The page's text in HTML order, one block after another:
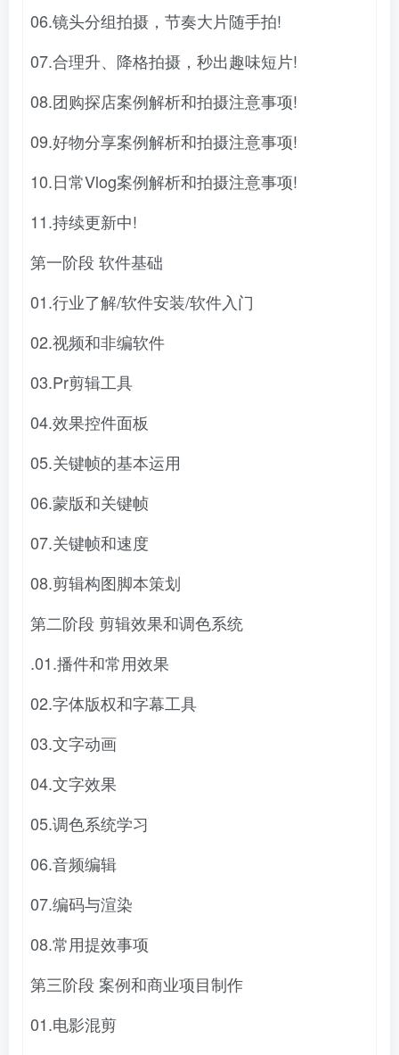
06.镜头分组拍摄，节奏大片随手拍!
07.合理升、降格拍摄，秒出趣味短片!
08.团购探店案例解析和拍摄注意事项!
09.好物分享案例解析和拍摄注意事项!
10.日常Vlog案例解析和拍摄注意事项!
11.持续更新中!
第一阶段 软件基础
01.行业了解/软件安装/软件入门
02.视频和非编软件
03.Pr剪辑工具
04.效果控件面板
05.关键帧的基本运用
06.蒙版和关键帧
07.关键帧和速度
08.剪辑构图脚本策划
第二阶段 剪辑效果和调色系统
.01.播件和常用效果
02.字体版权和字幕工具
03.文字动画
04.文字效果
05.调色系统学习
06.音频编辑
07.编码与渲染
08.常用提效事项
第三阶段 案例和商业项目制作
01.电影混剪